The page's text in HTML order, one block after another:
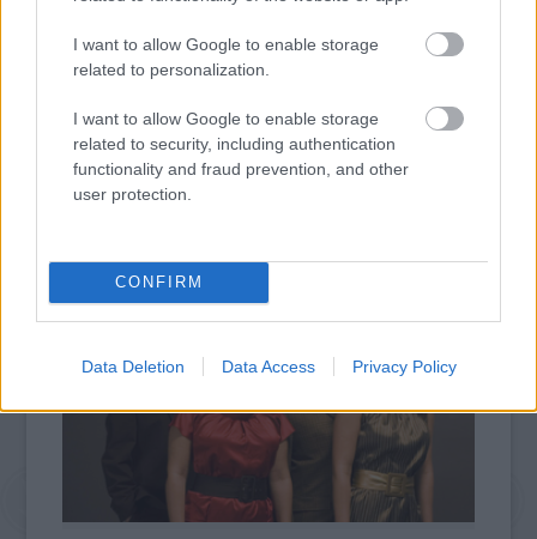
I want to allow Google to enable storage
related to personalization.
I want to allow Google to enable storage
related to security, including authentication
functionality and fraud prevention, and other
user protection.
CONFIRM
Data Deletion Data Access Privacy Policy
Psota Irénnek ad szerenádot a Cotton Club
Singers
A Cotton Club Singers és a Hot Jazz Band Gramofónia címmel
közös koncertet ad június 17-én a Margitszigeti Szabadtéri
Színpadon - A két zenekar tagjai szeretnék megnyerni Psota
Irént, hogy működjön közre a produkcióban. Ezért még